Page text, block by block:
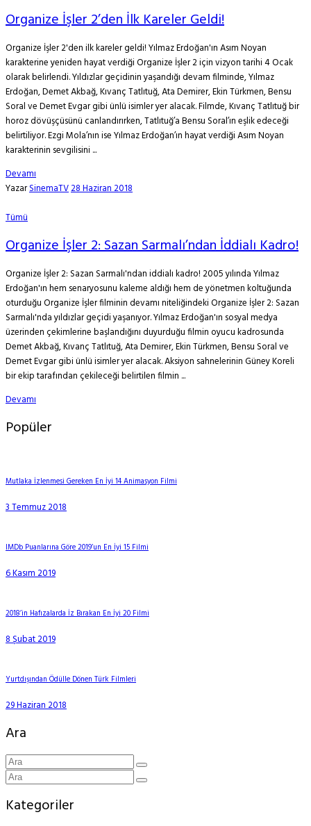
Organize İşler 2’den İlk Kareler Geldi!
Organize İşler 2'den ilk kareler geldi! Yılmaz Erdoğan'ın Asım Noyan
karakterine yeniden hayat verdiği Organize İşler 2 için vizyon tarihi 4 Ocak
olarak belirlendi. Yıldızlar geçidinin yaşandığı devam filminde, Yılmaz
Erdoğan, Demet Akbağ, Kıvanç Tatlıtuğ, Ata Demirer, Ekin Türkmen, Bensu
Soral ve Demet Evgar gibi ünlü isimler yer alacak. Filmde, Kıvanç Tatlıtuğ bir
horoz dövüşçüsünü canlandırırken, Tatlıtuğ’a Bensu Soral’ın eşlik edeceği
belirtiliyor. Ezgi Mola’nın ise Yılmaz Erdoğan’ın hayat verdiği Asım Noyan
karakterinin sevgilisini ...
Devamı
YazarSinemaTV28 Haziran 2018
Tümü
Organize İşler 2: Sazan Sarmalı’ndan İddialı Kadro!
Organize İşler 2: Sazan Sarmalı'ndan iddialı kadro! 2005 yılında Yılmaz
Erdoğan'ın hem senaryosunu kaleme aldığı hem de yönetmen koltuğunda
oturduğu Organize İşler filminin devamı niteliğindeki Organize İşler 2: Sazan
Sarmalı'nda yıldızlar geçidi yaşanıyor. Yılmaz Erdoğan'ın sosyal medya
üzerinden çekimlerine başlandığını duyurduğu filmin oyucu kadrosunda
Demet Akbağ, Kıvanç Tatlıtuğ, Ata Demirer, Ekin Türkmen, Bensu Soral ve
Demet Evgar gibi ünlü isimler yer alacak. Aksiyon sahnelerinin Güney Koreli
bir ekip tarafından çekileceği belirtilen filmin ...
Devamı
Popüler
Mutlaka İzlenmesi Gereken En İyi 14 Animasyon Filmi
3 Temmuz 2018
IMDb Puanlarına Göre 2019’un En İyi 15 Filmi
6 Kasım 2019
2018’in Hafızalarda İz Bırakan En İyi 20 Filmi
8 Şubat 2019
Yurtdışından Ödülle Dönen Türk Filmleri
29 Haziran 2018
Ara
Kategoriler